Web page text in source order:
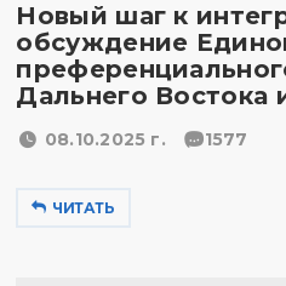
Новый шаг к
обсуждение
Дальнего Востока
08.10.2025 г. 1577
ЧИТАТЬ